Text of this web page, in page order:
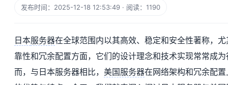
发布时间：2025-12-18 12:53:49 · 阅读：1190
日本服务器在全球范围内以其高效、稳定和安全性著称，
靠性和冗余配置方面，它们的设计理念和技术实现常常成
而，与日本服务器相比， 美国服务器在网络架构和冗余配